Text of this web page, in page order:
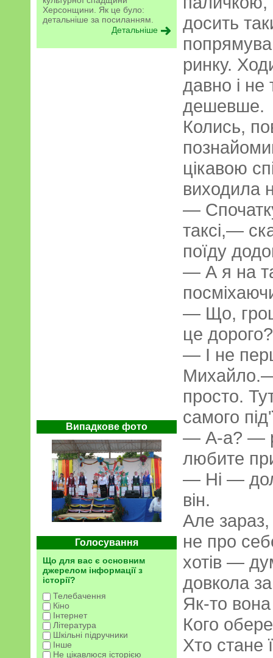
Херсонщини. Як це було:
детальніше за посиланням.
Детальніше
Випадкове фото
Голосування
Що для вас є основним
джерелом інформації з
історії?
Телебачення
Кіно
Інтернет
Література
Шкільні підручники
Інше
Не цікавлюся історією
досить
ринку.
давно і не
дешевше.
Колись,
цікавою
виходила
—
таксі,—
поїду
— А я на
— Що,
це
— І не
просто.
самого
— А-а? —
любите
— Ні —
він.
Але
не про
хотів —
довкола
Як-то
Кого
Хто стане